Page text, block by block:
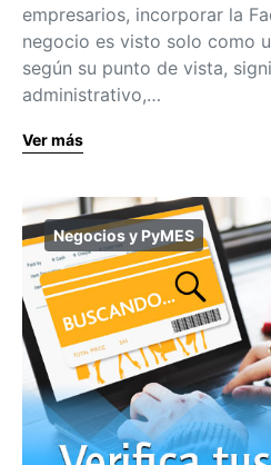
empresarios, incorporar la
negocio es visto solo como
según su punto de vista,
administrativo,…
Ver más
Negocios y PyMES